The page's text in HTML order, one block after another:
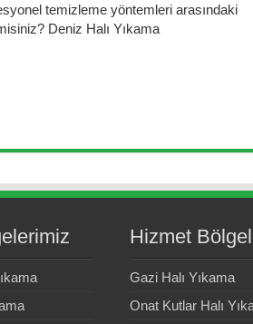
temizleme yöntemleri arasındaki
Deniz Halı Yıkama
Hizmet
Gazi Halı Yıkama
Onat Kutlar Halı